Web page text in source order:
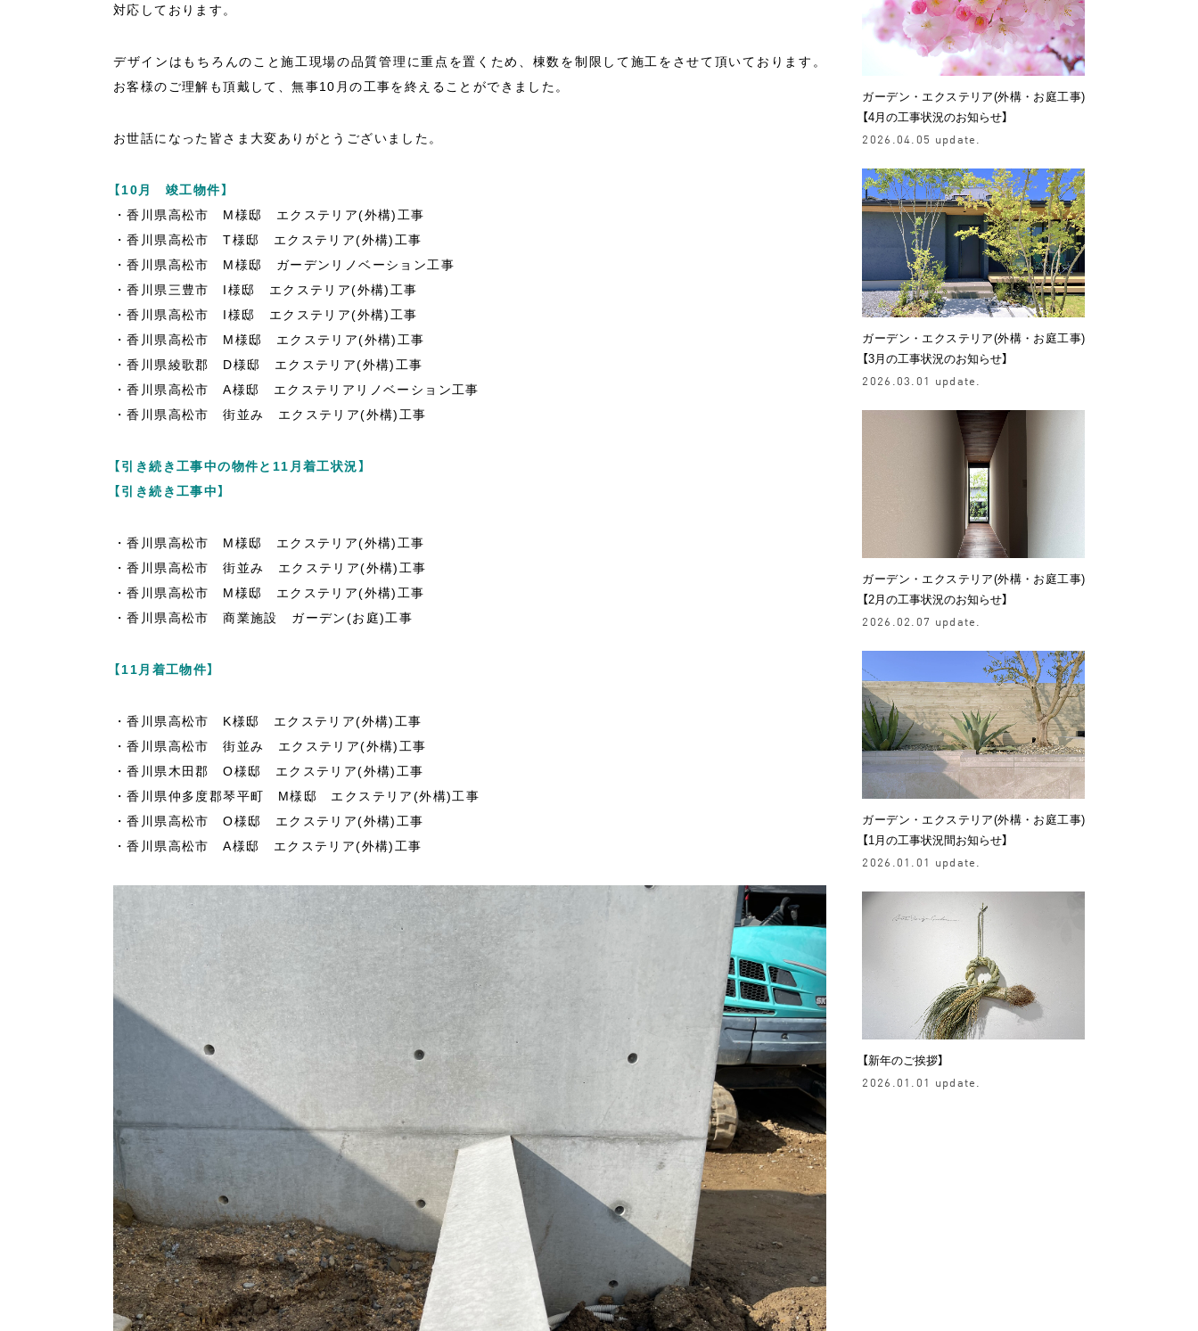
対応しております。
デザインはもちろんのこと施工現場の品質管理に重点を置くため、棟数を制限して施工をさせて頂いております。
お客様のご理解も頂戴して、無事10月の工事を終えることができました。
お世話になった皆さま大変ありがとうございました。
【10月 竣工物件】
・香川県高松市 M様邸 エクステリア(外構)工事
・香川県高松市 T様邸 エクステリア(外構)工事
・香川県高松市 M様邸 ガーデンリノベーション工事
・香川県三豊市 I様邸 エクステリア(外構)工事
・香川県高松市 I様邸 エクステリア(外構)工事
・香川県高松市 M様邸 エクステリア(外構)工事
・香川県綾歌郡 D様邸 エクステリア(外構)工事
・香川県高松市 A様邸 エクステリアリノベーション工事
・香川県高松市 街並み エクステリア(外構)工事
【引き続き工事中の物件と11月着工状況】
【引き続き工事中】
・香川県高松市 M様邸 エクステリア(外構)工事
・香川県高松市 街並み エクステリア(外構)工事
・香川県高松市 M様邸 エクステリア(外構)工事
・香川県高松市 商業施設 ガーデン(お庭)工事
【11月着工物件】
・香川県高松市 K様邸 エクステリア(外構)工事
・香川県高松市 街並み エクステリア(外構)工事
・香川県木田郡 O様邸 エクステリア(外構)工事
・香川県仲多度郡琴平町 M様邸 エクステリア(外構)工事
・香川県高松市 O様邸 エクステリア(外構)工事
・香川県高松市 A様邸 エクステリア(外構)工事
ガーデン・エクステリア(外構・お庭工事)
【4月の工事状況のお知らせ】
2026.04.05 update.
ガーデン・エクステリア(外構・お庭工事)
【3月の工事状況のお知らせ】
2026.03.01 update.
ガーデン・エクステリア(外構・お庭工事)
【2月の工事状況のお知らせ】
2026.02.07 update.
ガーデン・エクステリア(外構・お庭工事)
【1月の工事状況間お知らせ】
2026.01.01 update.
【新年のご挨拶】
2026.01.01 update.